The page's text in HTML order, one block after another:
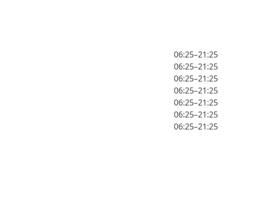
06:25–21:25
06:25–21:25
06:25–21:25
06:25–21:25
06:25–21:25
06:25–21:25
06:25–21:25